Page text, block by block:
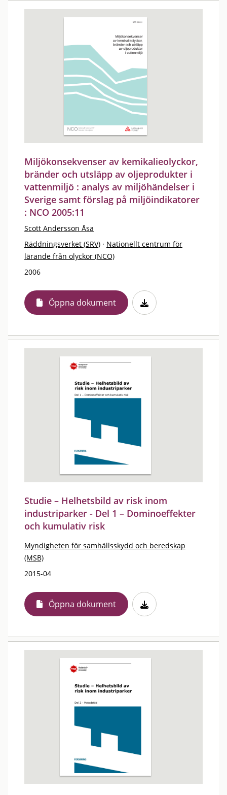
Miljökonsekvenser av kemikalieolyckor,
bränder och utsläpp av oljeprodukter i
vattenmiljö : analys av miljöhändelser i
Sverige samt förslag på miljöindikatorer
: NCO 2005:11
Scott Andersson Åsa
Räddningsverket (SRV) · Nationellt centrum för
lärande från olyckor (NCO)
2006
Öppna dokument
Studie – Helhetsbild av risk inom
industriparker - Del 1 – Dominoeffekter
och kumulativ risk
Myndigheten för samhällsskydd och beredskap
(MSB)
2015-04
Öppna dokument